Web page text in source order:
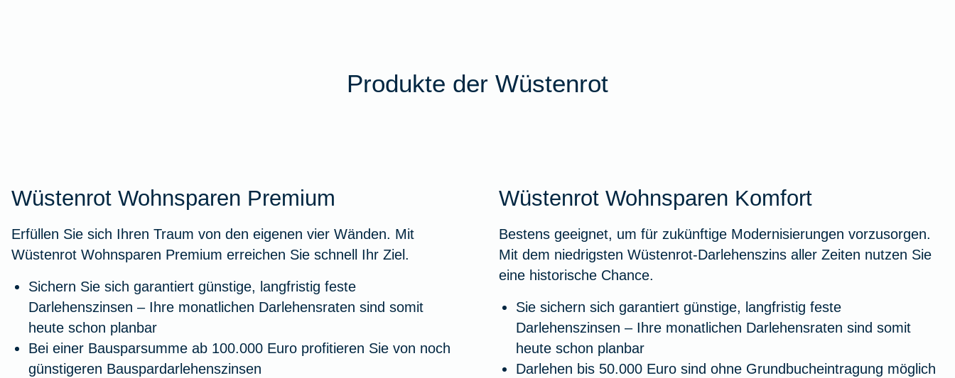
Produkte der Wüstenrot
Wüstenrot Wohnsparen Premium
Erfüllen Sie sich Ihren Traum von den eigenen vier Wänden. Mit
Wüstenrot Wohnsparen Premium erreichen Sie schnell Ihr Ziel.
Sichern Sie sich garantiert günstige, langfristig feste
Darlehenszinsen – Ihre monatlichen Darlehensraten sind somit
heute schon planbar
Bei einer Bausparsumme ab 100.000 Euro profitieren Sie von noch
günstigeren Bauspardarlehenszinsen
Wüstenrot Wohnsparen Komfort
Bestens geeignet, um für zukünftige Modernisierungen vorzusorgen.
Mit dem niedrigsten Wüstenrot-Darlehenszins aller Zeiten nutzen Sie
eine historische Chance.
Sie sichern sich garantiert günstige, langfristig feste
Darlehenszinsen – Ihre monatlichen Darlehensraten sind somit
heute schon planbar
Darlehen bis 50.000 Euro sind ohne Grundbucheintragung möglich